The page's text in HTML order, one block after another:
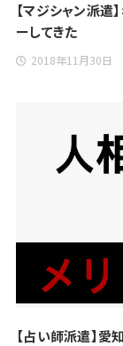
【マジシャン派遣
ーしてきた
2018年11月30日
【占い師派遣】